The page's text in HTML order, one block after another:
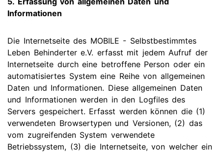
Informationen
Die Internetseite des MOBILE - Selbstbestimmtes
Leben Behinderter e.V. erfasst mit jedem Aufruf der
Internetseite durch eine betroffene Person oder ein
automatisiertes System eine Reihe von allgemeinen
Daten und Informationen. Diese allgemeinen Daten
und Informationen werden in den Logfiles des
Servers gespeichert. Erfasst werden können die (1)
verwendeten Browsertypen und Versionen, (2) das
vom zugreifenden System verwendete
Betriebssystem, (3) die Internetseite, von welcher ein